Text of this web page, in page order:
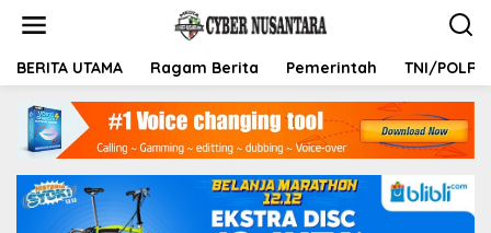
t
BERITA UTAMA Ragam Berita Pemerintah TNI/POLRI